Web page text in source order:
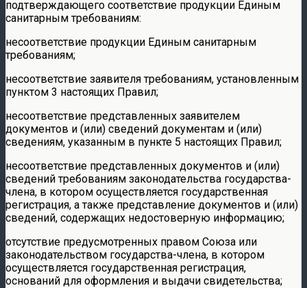
подтверждающего соответствие продукции Единым
санитарным требованиям:
несоответствие продукции Единым санитарным
требованиям;
несоответствие заявителя требованиям, установленным
пунктом 3 настоящих Правил;
несоответствие представленных заявителем
документов и (или) сведений документам и (или)
сведениям, указанным в пункте 5 настоящих Правил;
несоответствие представленных документов и (или)
сведений требованиям законодательства государства-
члена, в котором осуществляется государственная
регистрация, а также представление документов и (или)
сведений, содержащих недостоверную информацию;
отсутствие предусмотренных правом Союза или
законодательством государства-члена, в котором
осуществляется государственная регистрация,
оснований для оформления и выдачи свидетельства;